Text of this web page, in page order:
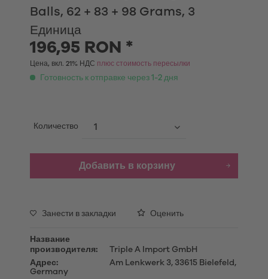
Balls, 62 + 83 + 98 Grams, 3
Единица
196,95 RON *
Цена, вкл. 21% НДС плюс стоимость пересылки
Готовность к отправке через 1-2 дня
Количество
Добавить в корзину
Занести в закладки Оценить
Название
производителя:
Triple A Import GmbH
Адрес:
Am Lenkwerk 3, 33615 Bielefeld,
Germany